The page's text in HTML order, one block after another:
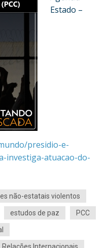
Estado –
presidio-e-
investiga-atuacao-do-
não-estatais violentos
estudos de paz PCC